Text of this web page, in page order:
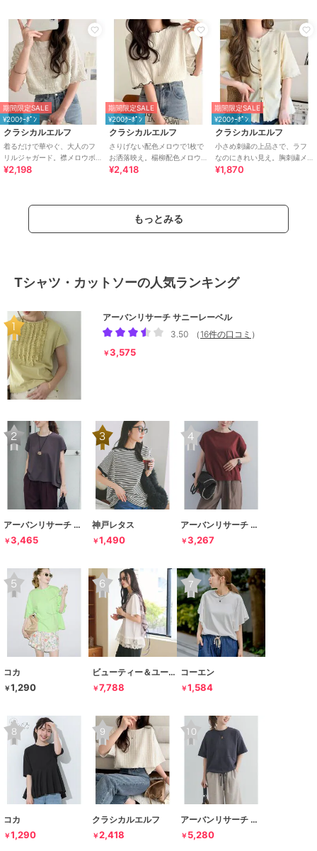
期間限定SALE
¥200ｸｰﾎﾟﾝ
クラシカルエルフ
着るだけで華やぐ、大人のフ
リルジャガード。襟メロウボ
ーダー見えフリルカットソー
¥2,198
期間限定SALE
¥200ｸｰﾎﾟﾝ
クラシカルエルフ
さりげない配色メロウで1枚で
お洒落映え。楊柳配色メロウ
トップス (半袖)
¥2,418
期間限定SALE
¥200ｸｰﾎﾟﾝ
クラシカルエルフ
小さめ刺繍の上品さで、ラフ
なのにきれい見え。胸刺繍メ
ロウワッフルカーディガン
¥1,870
もっとみる
Tシャツ・カットソーの人気ランキング
アーバンリサーチ サニーレーベル
3.50
（ 16件の口コミ ）
￥3,575
アーバンリサーチ ドアーズ
￥3,465
神戸レタス
￥1,490
アーバンリサーチ ドアーズ
￥3,267
コカ
￥1,290
ビューティー＆ユース ユナイテッドアローズ
￥7,788
コーエン
￥1,584
コカ
￥1,290
クラシカルエルフ
￥2,418
アーバンリサーチ ドアーズ
￥ 5,280